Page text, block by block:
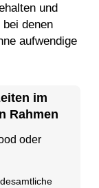
und
denen
aufwendige
im
Rahmen
oder